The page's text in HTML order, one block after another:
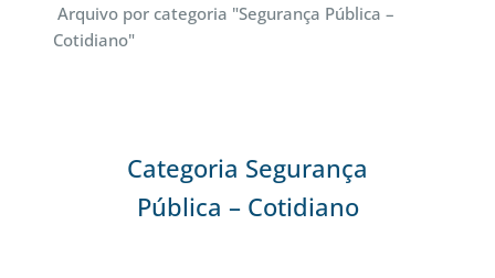
Arquivo por categoria "Segurança Pública –
Cotidiano"
Categoria Segurança
Pública – Cotidiano